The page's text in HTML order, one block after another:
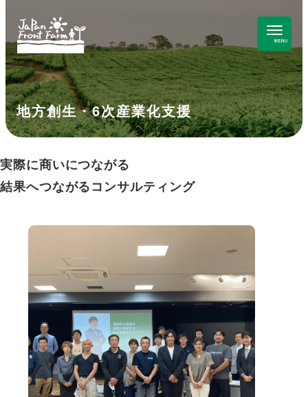
地方創生・6次産業化支援
実際に商いにつながる
結果へつながるコンサルティング